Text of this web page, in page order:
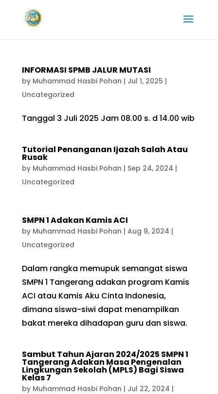
INFORMASI SPMB JALUR MUTASI
by Muhammad Hasbi Pohan | Jul 1, 2025 |
Uncategorized
Tanggal 3 Juli 2025 Jam 08.00 s. d 14.00 wib
Tutorial Penanganan Ijazah Salah Atau
Rusak
by Muhammad Hasbi Pohan | Sep 24, 2024 |
Uncategorized
SMPN 1 Adakan Kamis ACI
by Muhammad Hasbi Pohan | Aug 9, 2024 |
Uncategorized
Dalam rangka memupuk semangat siswa
SMPN 1 Tangerang adakan program Kamis
ACI atau Kamis Aku Cinta Indonesia,
dimana siswa-siwi dapat menampilkan
bakat mereka dihadapan guru dan siswa.
Sambut Tahun Ajaran 2024/2025 SMPN 1
Tangerang Adakan Masa Pengenalan
Lingkungan Sekolah (MPLS) Bagi Siswa
Kelas 7
by Muhammad Hasbi Pohan | Jul 22, 2024 |